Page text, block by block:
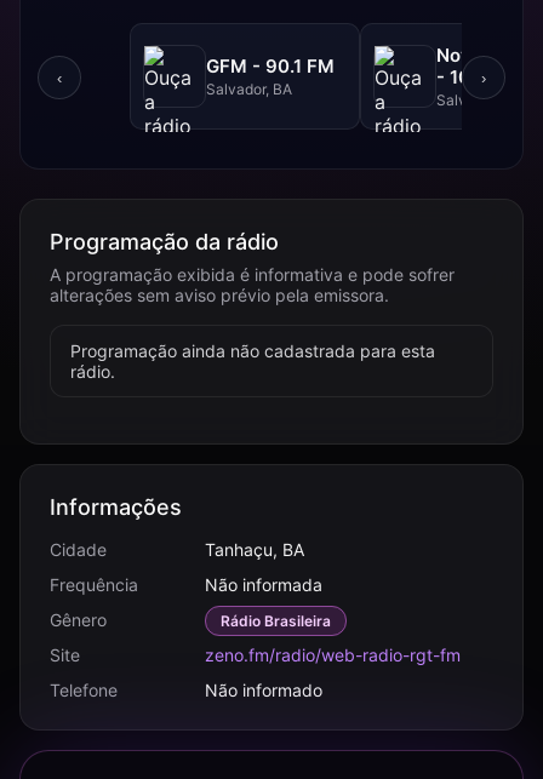
‹
GFM - 90.1 FM
Salvador, BA
NovaBrasil
- 104.7 FM
Salvador, BA
›
Programação da rádio
A programação exibida é informativa e pode sofrer
alterações sem aviso prévio pela emissora.
Programação ainda não cadastrada para esta
rádio.
Informações
Cidade
Tanhaçu, BA
Frequência
Não informada
Gênero
Rádio Brasileira
Site
zeno.fm/radio/web-radio-rgt-fm
Telefone
Não informado